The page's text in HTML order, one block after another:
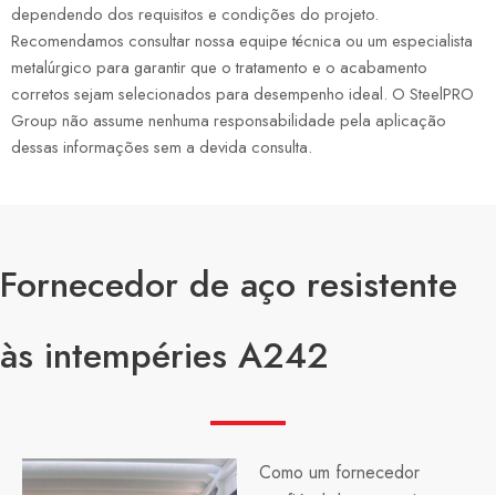
dependendo dos requisitos e condições do projeto.
Recomendamos consultar nossa equipe técnica ou um especialista
metalúrgico para garantir que o tratamento e o acabamento
corretos sejam selecionados para desempenho ideal. O SteelPRO
Group não assume nenhuma responsabilidade pela aplicação
dessas informações sem a devida consulta.
Fornecedor de aço resistente
às intempéries A242
Como um fornecedor